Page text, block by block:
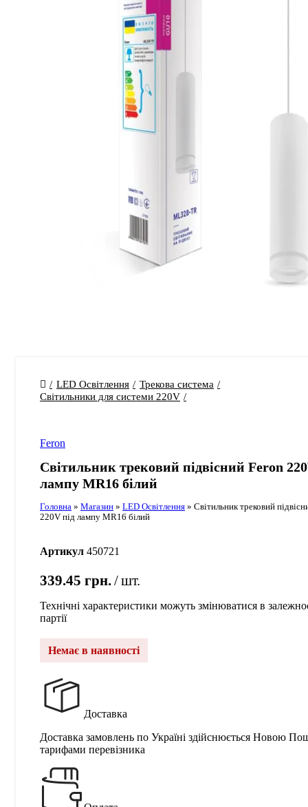
LED Освітлення
Трекова система
Світильники для системи 220V
Feron
Світильник трековий підвісний Feron
лампу MR16 білий
Головна » Магазин » LED Освітлення » Світильник трековий
220V під лампу MR16 білий
Артикул 450721
339.45 грн. шт.
Технічні характеристики можуть змінюватися в
партії
Немає в наявності
Доставка
Доставка замовлень по Україні здійснюється Новою
тарифами перевізника